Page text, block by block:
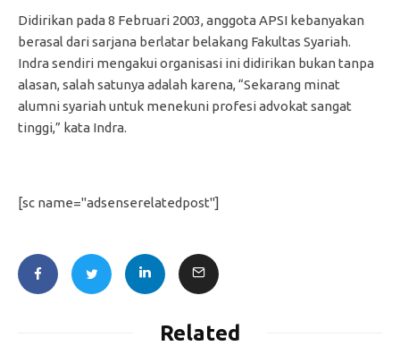
Didirikan pada 8 Februari 2003, anggota APSI kebanyakan
berasal dari sarjana berlatar belakang Fakultas Syariah.
Indra sendiri mengakui organisasi ini didirikan bukan tanpa
alasan, salah satunya adalah karena, “Sekarang minat
alumni syariah untuk menekuni profesi advokat sangat
tinggi,” kata Indra.
[sc name="adsenserelatedpost"]
Related